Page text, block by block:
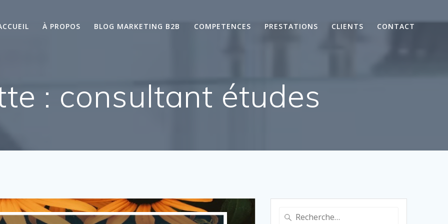
À PROPOS BLOG MARKETING B2B COMPETENCES PRESTATIONS CLIENTS CONTACT
: consultant études
Recherche